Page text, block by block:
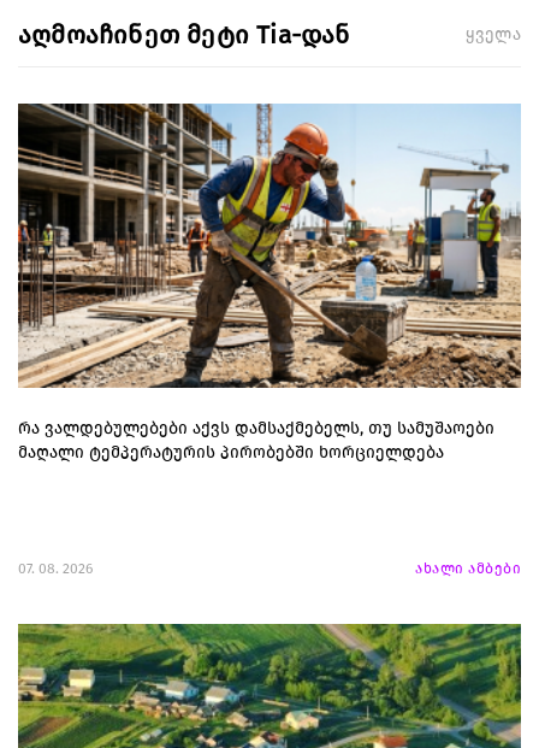
აღმოაჩინეთ მეტი Tia-დან ყველა
რა ვალდებულებები აქვს დამსაქმებელს, თუ სამუშაოები
მაღალი ტემპერატურის პირობებში ხორციელდება
07. 08. 2026 ახალი ამბები